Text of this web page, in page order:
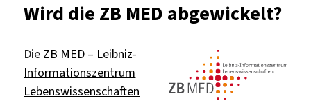
Studierenden
„Experten“
Wird die ZB MED abgewickelt?
Die ZB MED – Leibniz-
Informationszentrum
Lebenswissenschaften